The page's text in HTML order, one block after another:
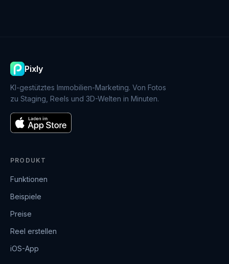
Pixly
KI-gestütztes Immobilien-Marketing. Von Fotos
zu Staging, Reels und 3D-Welten in Minuten.
PRODUKT
Funktionen
Beispiele
Preise
Reel erstellen
iOS-App